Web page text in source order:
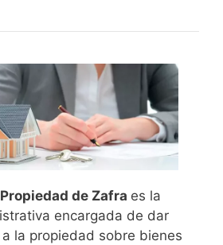
de Zafra es la
encargada de dar
la propiedad sobre bienes